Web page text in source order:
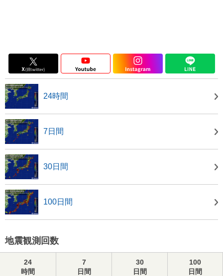
24時間
7日間
30日間
100日間
地震観測回数
24
時間
7
日間
30
日間
100
日間